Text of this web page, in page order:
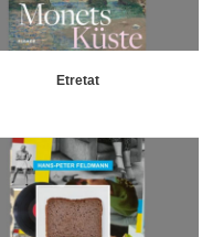
Etretat